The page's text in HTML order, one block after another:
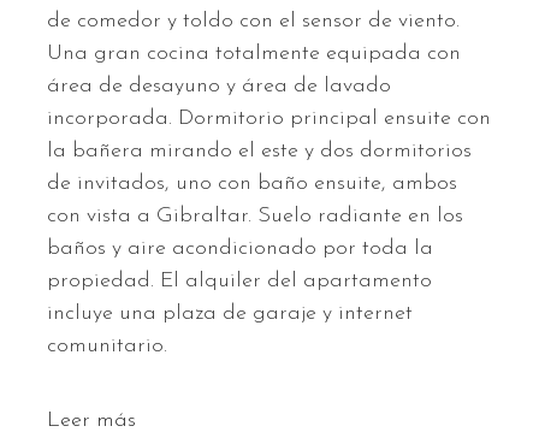
de comedor y toldo con el sensor de viento.
Una gran cocina totalmente equipada con
área de desayuno y área de lavado
incorporada. Dormitorio principal ensuite con
la bañera mirando el este y dos dormitorios
de invitados, uno con baño ensuite, ambos
con vista a Gibraltar. Suelo radiante en los
baños y aire acondicionado por toda la
propiedad. El alquiler del apartamento
incluye una plaza de garaje y internet
comunitario.
Leer más